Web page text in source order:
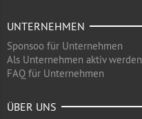
UNTERNEHMEN
Sponsoo für Unternehmen
Als Unternehmen aktiv werden
FAQ für Unternehmen
ÜBER UNS